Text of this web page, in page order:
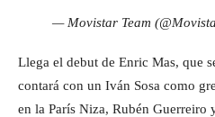
— Movistar Team
Llega el debut de Enric Mas, que
contará con un Iván Sosa como
en la París Niza, Rubén Guerreiro